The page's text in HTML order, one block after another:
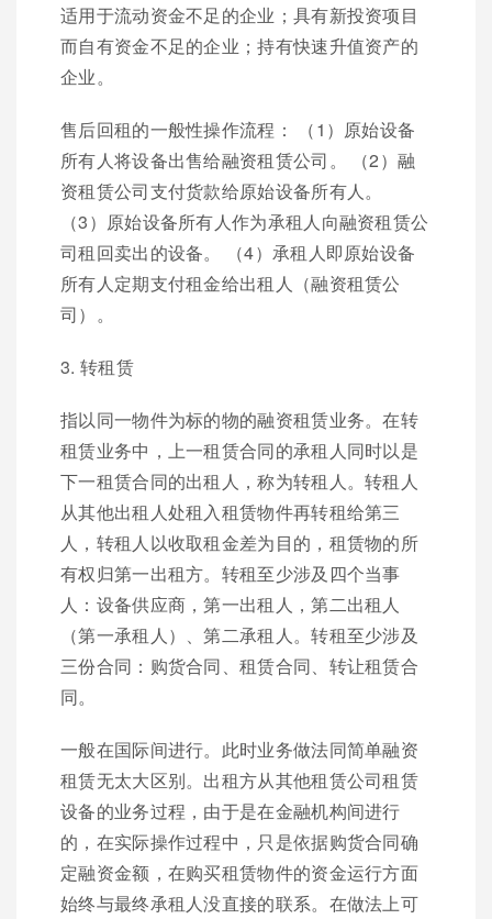
适用于流动资金不足的企业；具有新投资项目
而自有资金不足的企业；持有快速升值资产的
企业。
售后回租的一般性操作流程： （1）原始设备
所有人将设备出售给融资租赁公司。 （2）融
资租赁公司支付货款给原始设备所有人。
（3）原始设备所有人作为承租人向融资租赁公
司租回卖出的设备。 （4）承租人即原始设备
所有人定期支付租金给出租人（融资租赁公
司）。
3. 转租赁
指以同一物件为标的物的融资租赁业务。在转
租赁业务中，上一租赁合同的承租人同时以是
下一租赁合同的出租人，称为转租人。转租人
从其他出租人处租入租赁物件再转租给第三
人，转租人以收取租金差为目的，租赁物的所
有权归第一出租方。转租至少涉及四个当事
人：设备供应商，第一出租人，第二出租人
（第一承租人）、第二承租人。转租至少涉及
三份合同：购货合同、租赁合同、转让租赁合
同。
一般在国际间进行。此时业务做法同简单融资
租赁无太大区别。出租方从其他租赁公司租赁
设备的业务过程，由于是在金融机构间进行
的，在实际操作过程中，只是依据购货合同确
定融资金额，在购买租赁物件的资金运行方面
始终与最终承租人没直接的联系。在做法上可